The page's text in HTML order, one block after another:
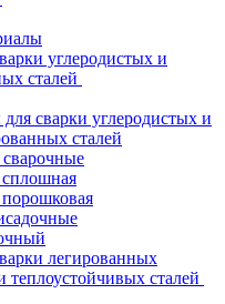
углеродистых и
сталей
сварки углеродистых и
сталей
легированных
сталей